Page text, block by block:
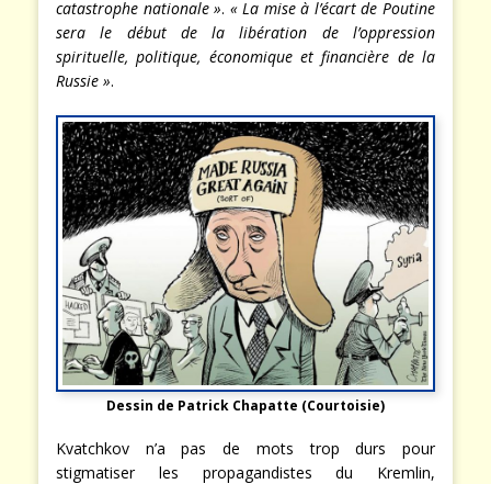
catastrophe nationale ». « La mise à l’écart de Poutine
sera le début de la libération de l’oppression
spirituelle, politique, économique et financière de la
Russie ».
Dessin de Patrick Chapatte (Courtoisie)
Kvatchkov n’a pas de mots trop durs pour
stigmatiser les propagandistes du Kremlin,